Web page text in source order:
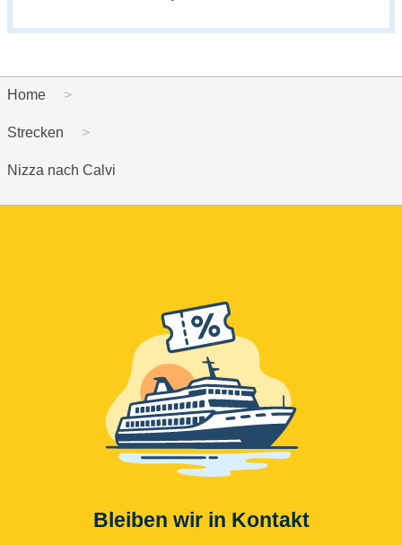
Home
Strecken
Nizza nach Calvi
Bleiben wir in Kontakt